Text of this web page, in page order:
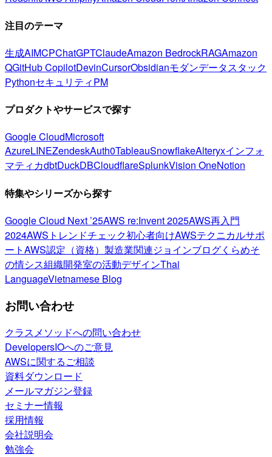
注目のテーマ
生成AIMCPChatGPTClaudeAmazon BedrockRAGAmazon
QGitHub CopilotDevinCursorObsidianモダンデータスタック
PythonセキュリティPM
プロダクトやサービスで探す
Google CloudMicrosoft
AzureLINEZendeskAuth0TableauSnowflakeAlteryxインフォ
マティカdbtDuckDBCloudflareSplunkVision OneNotion
特集やシリーズから探す
Google Cloud Next ’25AWS re:Invent 2025AWS再入門
2024AWSトレンドチェック初心者向けAWSテクニカルサポ
ートAWS認定（資格） 製造業関連ジョインブログくらめそ
の情シス組織開発室の活動デザインThai
LanguageVietnamese Blog
お問い合わせ
クラスメソッドへの問い合わせ
DevelopersIOへのご意見
AWSに関するご相談
資料ダウンロード
メールマガジン登録
セミナー情報
採用情報
会社説明会
勉強会